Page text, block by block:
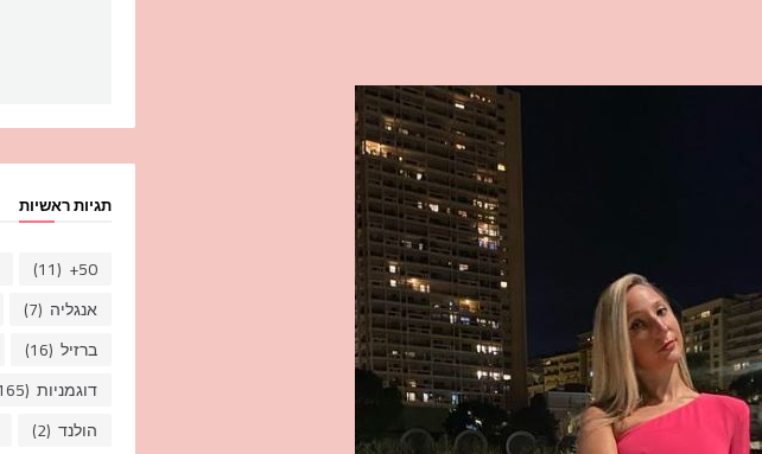
תגיות ראשיות
50+
(11)
אנגליה (7)
ברזיל (16)
דוגמניות (165)
הולנד (2)